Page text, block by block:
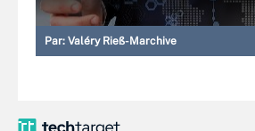
Par: Valéry Rieß-Marchive